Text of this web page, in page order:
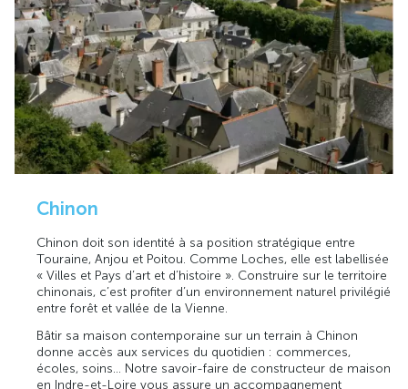
Chinon
Chinon doit son identité à sa position stratégique entre
Touraine, Anjou et Poitou. Comme Loches, elle est labellisée
« Villes et Pays d’art et d’histoire ». Construire sur le territoire
chinonais, c’est profiter d’un environnement naturel privilégié
entre forêt et vallée de la Vienne.
Bâtir sa maison contemporaine sur un terrain à Chinon
donne accès aux services du quotidien : commerces,
écoles, soins… Notre savoir-faire de constructeur de maison
en Indre-et-Loire vous assure un accompagnement